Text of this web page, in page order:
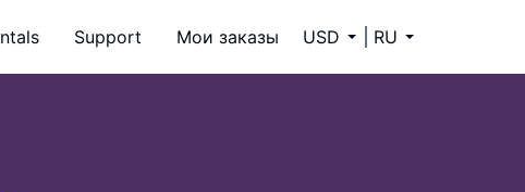
Support Мои заказы USD RU
в Отеле